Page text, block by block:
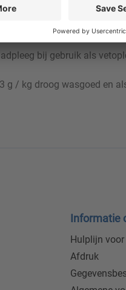
doseersystemen voor
bij gebruik als
/ kg droog wasgoed en
Informatie
Hulplijn
Afdruk